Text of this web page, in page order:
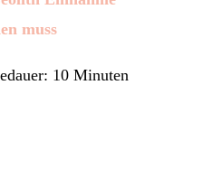
muss
10Minuten